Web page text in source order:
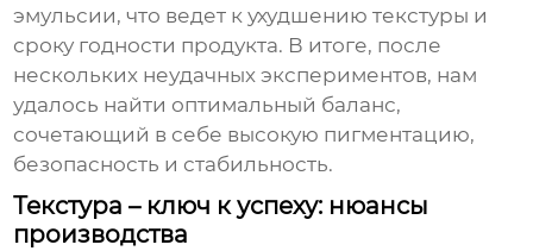
эмульсии, что ведет к ухудшению текстуры и
сроку годности продукта. В итоге, после
нескольких неудачных экспериментов, нам
удалось найти оптимальный баланс,
сочетающий в себе высокую пигментацию,
безопасность и стабильность.
Текстура – ключ к успеху: нюансы
производства